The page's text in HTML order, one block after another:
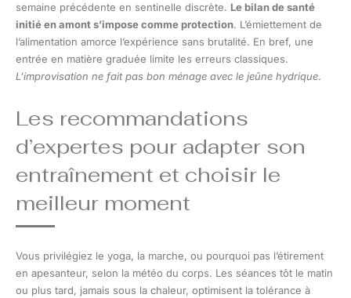
semaine précédente en sentinelle discrète. Le bilan de santé
initié en amont s’impose comme protection. L’émiettement de
l’alimentation amorce l’expérience sans brutalité. En bref, une
entrée en matière graduée limite les erreurs classiques.
L’improvisation ne fait pas bon ménage avec le jeûne hydrique.
Les recommandations
d’expertes pour adapter son
entraînement et choisir le
meilleur moment
Vous privilégiez le yoga, la marche, ou pourquoi pas l’étirement
en apesanteur, selon la météo du corps. Les séances tôt le matin
ou plus tard, jamais sous la chaleur, optimisent la tolérance à